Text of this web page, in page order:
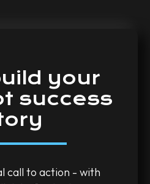
your
success
call to action - with